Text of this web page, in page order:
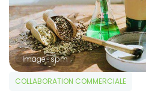
Image : spm
COLLABORATION COMMERCIALE